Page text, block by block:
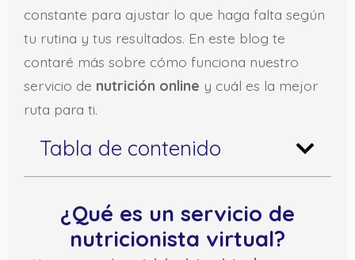
constante para ajustar lo que haga falta según
tu rutina y tus resultados. En este blog te
contaré más sobre cómo funciona nuestro
servicio de nutrición online y cuál es la mejor
ruta para ti.
Tabla de contenido
¿Qué es un servicio de
nutricionista virtual?